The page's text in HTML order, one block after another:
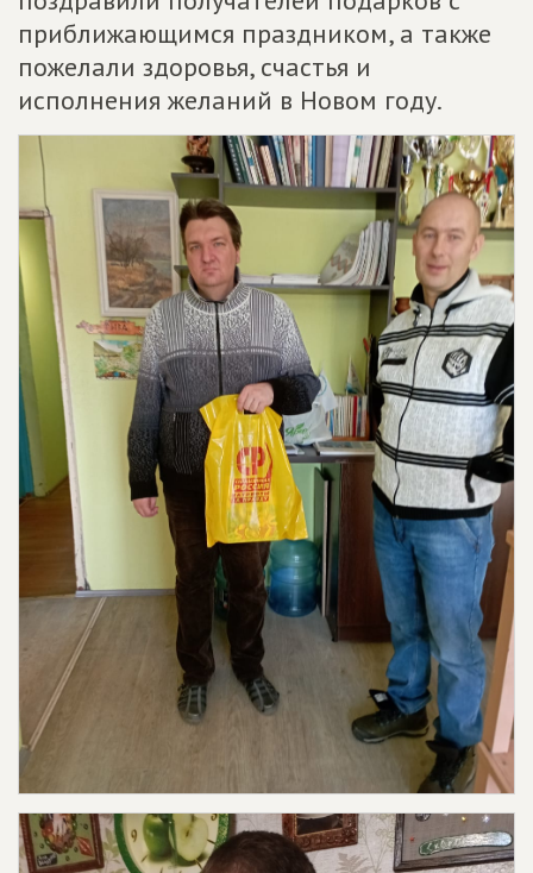
приближающимся праздником, а также
пожелали здоровья, счастья и
исполнения желаний в Новом году.